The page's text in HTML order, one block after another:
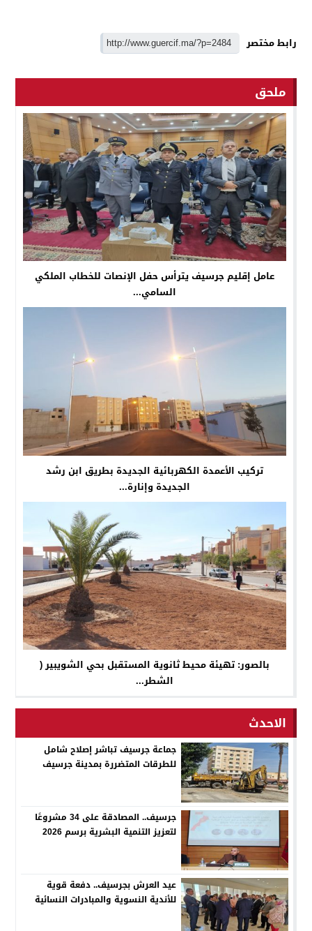
رابط مختصر
ملحق
عامل إقليم جرسيف يترأس حفل الإنصات للخطاب الملكي
السامي...
تركيب الأعمدة الكهربائية الجديدة بطريق ابن رشد
الجديدة وإنارة...
بالصور: تهيئة محيط ثانوية المستقبل بحي الشويبير (
الشطر...
الاحدث
جماعة جرسيف تباشر إصلاح شامل
للطرقات المتضررة بمدينة جرسيف
جرسيف.. المصادقة على 34 مشروعًا
لتعزيز التنمية البشرية برسم 2026
عيد العرش بجرسيف.. دفعة قوية
للأندية النسوية والمبادرات النسائية